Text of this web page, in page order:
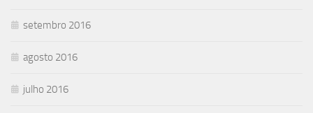
setembro 2016
agosto 2016
julho 2016